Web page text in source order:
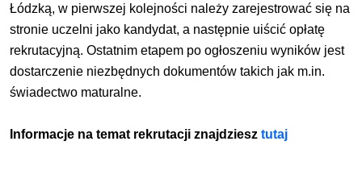
Łódzką, w pierwszej kolejności należy zarejestrować się na
stronie uczelni jako kandydat, a następnie uiścić opłatę
rekrutacyjną. Ostatnim etapem po ogłoszeniu wyników jest
dostarczenie niezbędnych dokumentów takich jak m.in.
świadectwo maturalne.
Informacje na temat rekrutacji znajdziesztutaj